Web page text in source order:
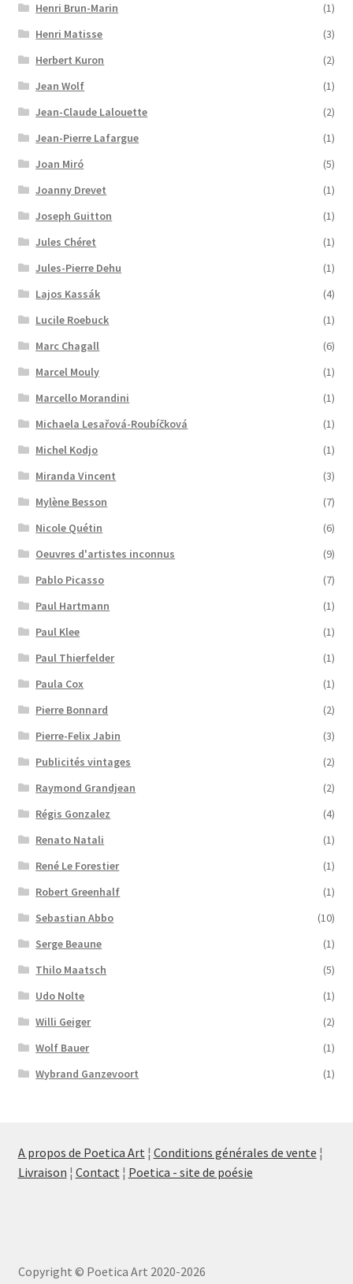
Henri Brun-Marin
(1)
Henri Matisse
(3)
Herbert Kuron
(2)
Jean Wolf
(1)
Jean-Claude Lalouette
(2)
Jean-Pierre Lafargue
(1)
Joan Miró
(5)
Joanny Drevet
(1)
Joseph Guitton
(1)
Jules Chéret
(1)
Jules-Pierre Dehu
(1)
Lajos Kassák
(4)
Lucile Roebuck
(1)
Marc Chagall
(6)
Marcel Mouly
(1)
Marcello Morandini
(1)
Michaela Lesařová-Roubíčková
(1)
Michel Kodjo
(1)
Miranda Vincent
(3)
Mylène Besson
(7)
Nicole Quétin
(6)
Oeuvres d'artistes inconnus
(9)
Pablo Picasso
(7)
Paul Hartmann
(1)
Paul Klee
(1)
Paul Thierfelder
(1)
Paula Cox
(1)
Pierre Bonnard
(2)
Pierre-Felix Jabin
(3)
Publicités vintages
(2)
Raymond Grandjean
(2)
Régis Gonzalez
(4)
Renato Natali
(1)
René Le Forestier
(1)
Robert Greenhalf
(1)
Sebastian Abbo
(10)
Serge Beaune
(1)
Thilo Maatsch
(5)
Udo Nolte
(1)
Willi Geiger
(2)
Wolf Bauer
(1)
Wybrand Ganzevoort
(1)
A propos de Poetica Art ¦ Conditions générales de vente ¦
Livraison ¦ Contact ¦ Poetica - site de poésie
Copyright © Poetica Art 2020-2026